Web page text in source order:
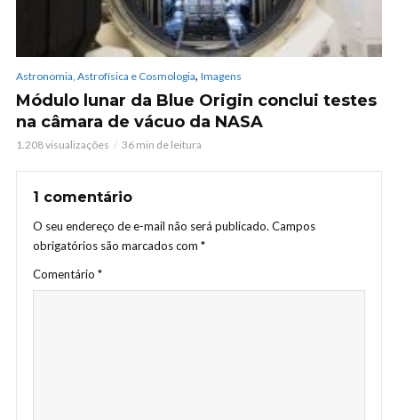
Astronomia, Astrofísica e Cosmologia, Imagens
Módulo lunar da Blue Origin conclui testes
na câmara de vácuo da NASA
1.208 visualizações 36 min de leitura
1 comentário
O seu endereço de e-mail não será publicado. Campos
obrigatórios são marcados com *
Comentário *